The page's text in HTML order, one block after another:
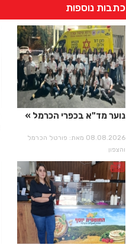
כתבות נוספות
נוער מד"א בכפרי הכרמל
08.08.2026 מאת: פורטל הכרמל
והצפון